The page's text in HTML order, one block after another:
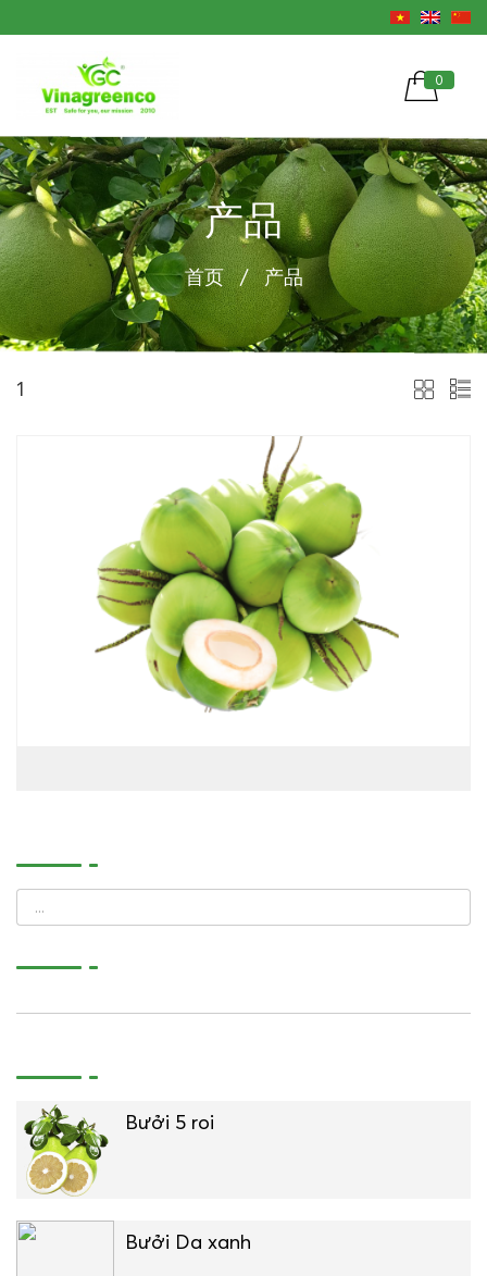
0
产品
首页 / 产品
Bưởi 5 roi
Bưởi Da xanh
1